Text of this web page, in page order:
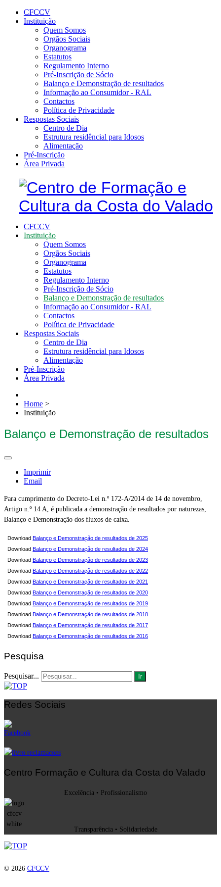
CFCCV
Instituição
Quem Somos
Orgãos Sociais
Organograma
Estatutos
Regulamento Interno
Pré-Inscrição de Sócio
Balanço e Demonstração de resultados
Informação ao Consumidor - RAL
Contactos
Política de Privacidade
Respostas Sociais
Centro de Dia
Estrutura residêncial para Idosos
Alimentação
Pré-Inscrição
Área Privada
CFCCV
Instituição
Quem Somos
Orgãos Sociais
Organograma
Estatutos
Regulamento Interno
Pré-Inscrição de Sócio
Balanço e Demonstração de resultados
Informação ao Consumidor - RAL
Contactos
Política de Privacidade
Respostas Sociais
Centro de Dia
Estrutura residêncial para Idosos
Alimentação
Pré-Inscrição
Área Privada
Home >
Instituição
Balanço e Demonstração de resultados
Imprimir
Email
Para cumprimento do Decreto-Lei n.º 172-A/2014 de 14 de novembro,
Artigo n.º 14 A, é publicada a demonstração de resultados por naturezas,
Balanço e Demonstração dos fluxos de caixa.
Download Balanço e Demonstração de resultados de 2025
Download Balanço e Demonstração de resultados de 2024
Download Balanço e Demonstração de resultados de 2023
Download Balanço e Demonstração de resultados de 2022
Download Balanço e Demonstração de resultados de 2021
Download Balanço e Demonstração de resultados de 2020
Download Balanço e Demonstração de resultados de 2019
Download Balanço e Demonstração de resultados de 2018
Download Balanço e Demonstração de resultados de 2017
Download Balanço e Demonstração de resultados de 2016
Pesquisa
Pesquisar... Ir
Redes Sociais
Centro Formação e Cultura da Costa do Valado
Excelência • Profissionalismo
Transparência • Solidariedade
© 2026 CFCCV